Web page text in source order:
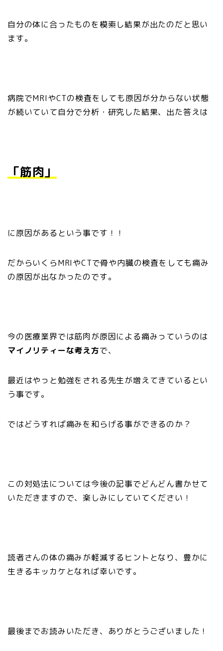
自分の体に合ったものを模索し結果が出たのだと思い
ます。
病院でMRIやCTの検査をしても原因が分からない状態
が続いていて自分で分析・研究した結果、出た答えは
「筋肉」
に原因があるという事です！！
だからいくらMRIやCTで骨や内臓の検査をしても痛み
の原因が出なかったのです。
今の医療業界では筋肉が原因による痛みっていうのは
マイノリティーな考え方で、
最近はやっと勉強をされる先生が増えてきているとい
う事です。
ではどうすれば痛みを和らげる事ができるのか？
この対処法については今後の記事でどんどん書かせて
いただきますので、楽しみにしていてください！
読者さんの体の痛みが軽減するヒントとなり、豊かに
生きるキッカケとなれば幸いです。
最後までお読みいただき、ありがとうございました！